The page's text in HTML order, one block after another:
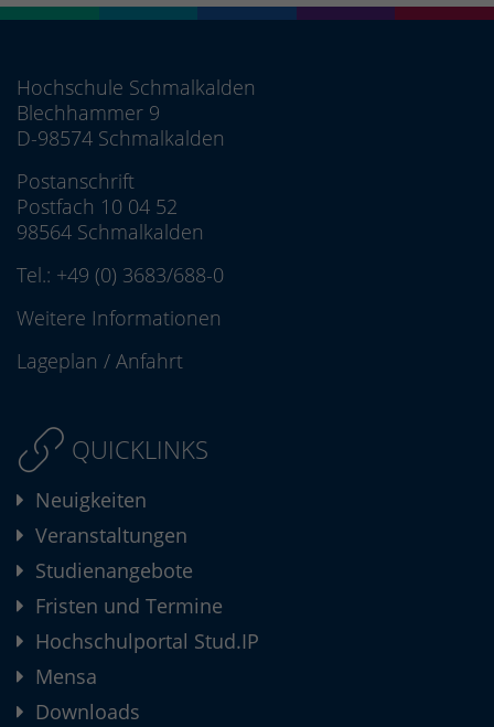
Hochschule Schmalkalden
Blechhammer 9
D-98574 Schmalkalden
Postanschrift
Postfach 10 04 52
98564 Schmalkalden
Tel.: +49 (0) 3683/688-0
Weitere Informationen
Lageplan / Anfahrt
QUICKLINKS
Neuigkeiten
Veranstaltungen
Studienangebote
Fristen und Termine
Hochschulportal Stud.IP
Mensa
Downloads